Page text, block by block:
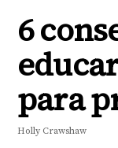
6
para
Holly Crawshaw